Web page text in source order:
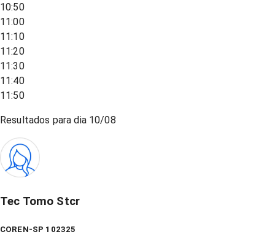
10:50
11:00
11:10
11:20
11:30
11:40
11:50
Resultados para dia 10/08
Tec Tomo Stcr
COREN-SP 102325